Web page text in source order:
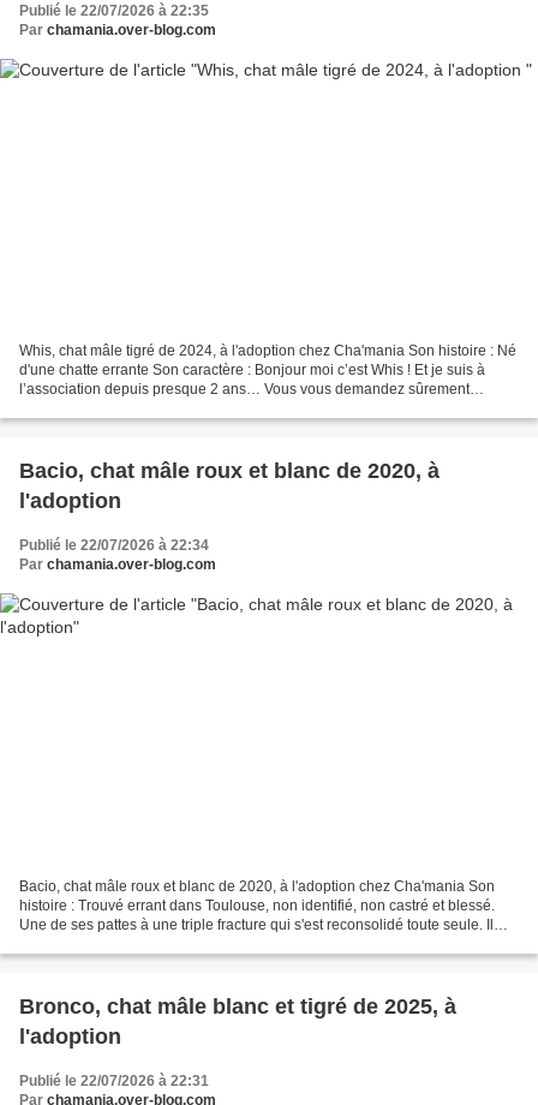
Publié le 22/07/2026 à 22:35
Par chamania.over-blog.com
Whis, chat mâle tigré de 2024, à l'adoption chez Cha'mania Son histoire : Né
d'une chatte errante Son caractère : Bonjour moi c’est Whis ! Et je suis à
l’association depuis presque 2 ans… Vous vous demandez sûrement
Bacio, chat mâle roux et blanc de 2020, à
l'adoption
Publié le 22/07/2026 à 22:34
Par chamania.over-blog.com
Bacio, chat mâle roux et blanc de 2020, à l'adoption chez Cha'mania Son
histoire : Trouvé errant dans Toulouse, non identifié, non castré et blessé.
Une de ses pattes à une triple fracture qui s'est reconsolidé toute seule. Il
Bronco, chat mâle blanc et tigré de 2025, à
l'adoption
Publié le 22/07/2026 à 22:31
Par chamania.over-blog.com